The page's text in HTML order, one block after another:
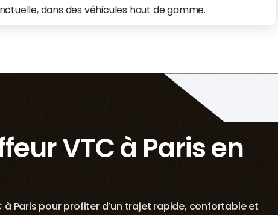
dans des véhicules haut de gamme.
VTC à Paris en
à Paris pour profiter d’un trajet rapide, confortable et